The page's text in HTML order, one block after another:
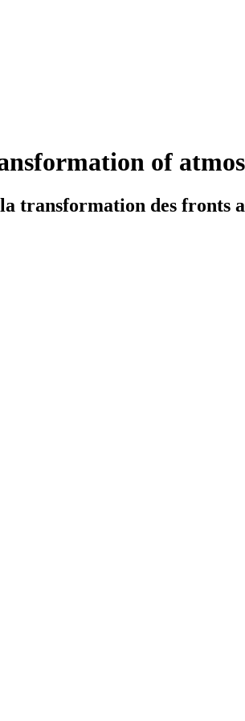
of
transformation des fronts